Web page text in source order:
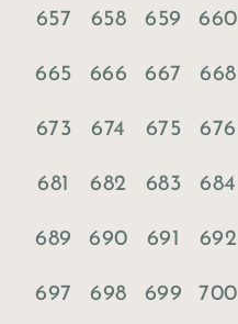
657 658 659 660
665 666 667 668
673 674 675 676
681 682 683 684
689 690 691 692
697 698 699 700